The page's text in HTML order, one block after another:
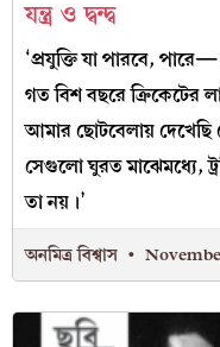
যন্ত্র ও দ্বন্দ্ব
‘প্রযুক্তি যা পারবে,
গত বিশ বছরে ক্রিকেটের
আমার ছোটবেলায় দেখেছি
সেগুলো ঘুরত মাঝেমধ্যে,
তা নয়।’
অনমিত্র বিশ্বাস